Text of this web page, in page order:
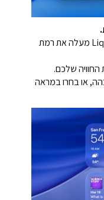
העיצוב החדש והמרהיב עם Liquid Glass מעלה את רמת
שלכם.
או בחרו במראה